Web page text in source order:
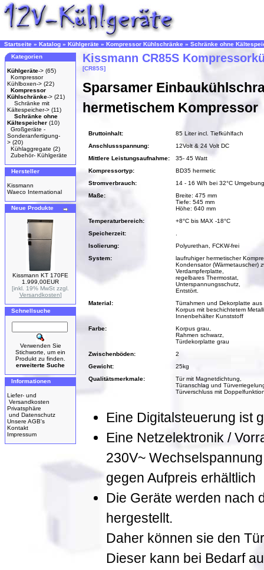
Startseite » Katalog » Kühlgeräte » Kompressor Kühlschränke » Schränke ohne
Kategorien
Kühlgeräte-> (65)
Kompressor
Kühlboxen-> (22)
Kompressor
Kühlschränke-> (21)
Schränke mit
Kältespeicher-> (11)
Schränke ohne
Kältespeicher (10)
Großgeräte -
Sonderanfertigung-
> (20)
Kühlaggregate (2)
Zubehör- Kühlgeräte
Hersteller
Kissmann
Waeco International
Neue Produkte
Kissmann KT 170FE
1.999,00EUR
[inkl. 19% MwSt zzgl.
Versandkosten]
Schnellsuche
Verwenden Sie
Stichworte, um ein
Produkt zu finden.
erweiterte Suche
Informationen
Liefer- und
Versandkosten
Privatsphäre
und Datenschutz
Unsere AGB's
Kontakt
Impressum
Kissmann CR85S
[CR85S]
Sparsamer
hermetischem Kompressor
Bruttoinhalt:
85 Liter incl. Tiefkühlfach
Anschlussspannung:
12Volt & 24 Volt DC
Mittlere Leistungsaufnahme:
35- 45 Watt
Kompressortyp:
BD35 hermetic
Stromverbrauch:
14 - 16 W/h bei 32°C
Maße:
Breite: 475 mm
Tiefe: 545 mm
Höhe: 640 mm
Temperaturbereich:
+8°C bis MAX -18°C
Speicherzeit:
Isolierung:
Polyurethan, FCKW-frei
System:
laufruhiger hermetischer
Kondensator (Wärmetauscher)
Verdampferplatte,
regelbares Thermostat,
Unterspannungsschutz,
Entstört.
Material:
Türrahmen und Dekorplatte
Korpus mit beschichtetem
Innenbehälter Kunststoff
Farbe:
Korpus grau,
Rahmen schwarz,
Türdekorplatte grau
Zwischenböden:
2
Gewicht:
25kg
Qualitätsmerkmale:
Tür mit Magnetdichtung,
Türanschlag und
Türverschluss mit
Eine Digitalsteuerung ist
Eine Netzelektronik /
230V~
gegen Aufpreis erhältlich
Die Geräte werden nach
hergestellt.
Daher können sie den
Dieser kann bei Bedarf